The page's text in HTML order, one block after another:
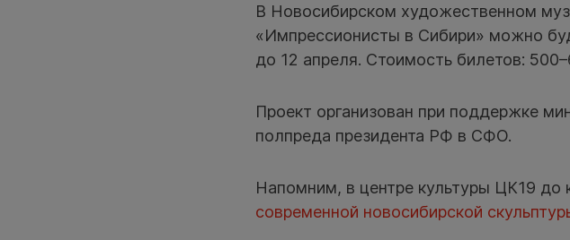
В Новосибирском художественном
«Импрессионисты в Сибири» можно
до 12 апреля. Стоимость билетов:
Проект организован при поддержке
полпреда президента РФ в СФО.
Напомним, в центре культуры ЦК19 до
современной новосибирской